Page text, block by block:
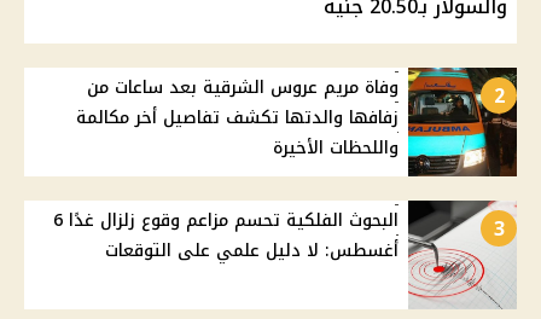
2
وفاة مريم عروس الشرقية بعد ساعات من
زفافها والدتها تكشف تفاصيل أخر مكالمة
واللحظات الأخيرة
3
البحوث الفلكية تحسم مزاعم وقوع زلزال غدًا 6
أغسطس: لا دليل علمي على التوقعات